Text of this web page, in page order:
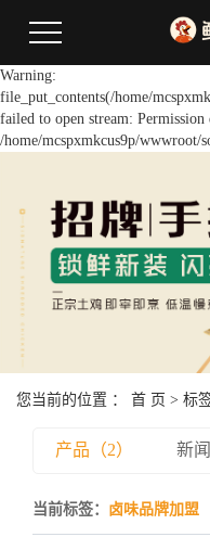
Warning:
file_put_contents(/home/
failed to open stream: Permission
/home/mcspxmkcus9p/wwwroot/
您当前的位置 ： 首 页 > 标
产品（2） 新闻
当前标签： 卤味品牌加盟